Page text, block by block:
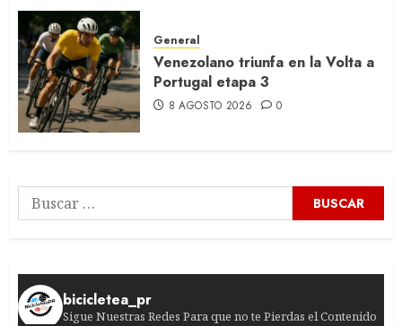
General
Venezolano triunfa en la Volta a
Portugal etapa 3
8 AGOSTO 2026 0
Buscar:
bicicletea_pr
Sigue Nuestras Redes Para que no te Pierdas el Contenido